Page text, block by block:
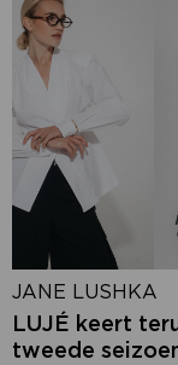
JANE LUSHKA
LUJÉ keert
tweede